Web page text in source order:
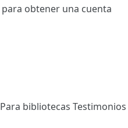
para obtener una cuenta
Para bibliotecas Testimonios